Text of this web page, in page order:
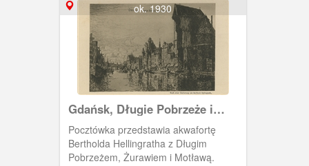
ok. 1930
Gdańsk, Długie Pobrzeże i
Żuraw
Pocztówka przedstawia akwafortę
Bertholda Hellingratha z Długim
Pobrzeżem, Żurawiem i Motławą.